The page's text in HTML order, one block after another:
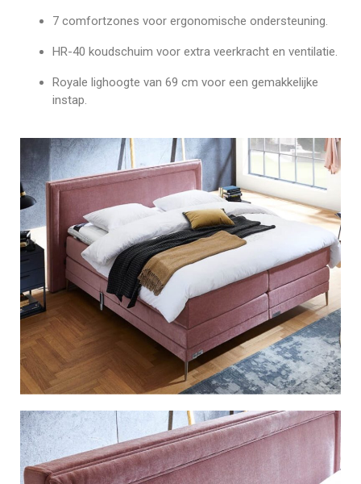
7 comfortzones voor ergonomische ondersteuning.
HR-40 koudschuim voor extra veerkracht en ventilatie.
Royale lighoogte van 69 cm voor een gemakkelijke
instap.